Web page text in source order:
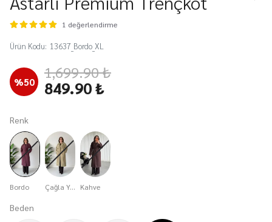
1 değerlendirme
Ürün Kodu: 13637_Bordo_XL
%50 1,699.90 ₺
849.90 ₺
Renk
Bordo Çağla Yeşili Kahve
Beden